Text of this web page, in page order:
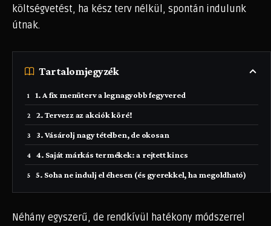
költségvetést, ha kész terv nélkül, spontán indulunk
útnak.
Tartalomjegyzék
1. A fix menüterv a legnagyobb fegyvered
2. Tervezz az akciók köré!
3. Vásárolj nagy tételben, de okosan
4. Saját márkás termékek: a rejtett kincs
5. Soha ne indulj el éhesen (és gyerekkel, ha megoldható)
Néhány egyszerű, de rendkívül hatékony módszerrel